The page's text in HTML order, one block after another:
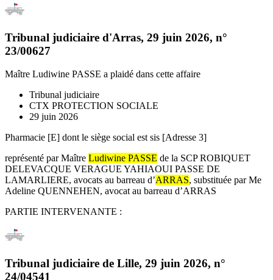
Tribunal judiciaire d'Arras, 29 juin 2026, n°
23/00627
Maître Ludiwine PASSE a plaidé dans cette affaire
Tribunal judiciaire
CTX PROTECTION SOCIALE
29 juin 2026
Pharmacie [E] dont le siège social est sis [Adresse 3]
représenté par Maître Ludiwine PASSE de la SCP ROBIQUET
DELEVACQUE VERAGUE YAHIAOUI PASSE DE
LAMARLIERE, avocats au barreau d’ARRAS, substituée par Me
Adeline QUENNEHEN, avocat au barreau d’ARRAS
PARTIE INTERVENANTE :
Tribunal judiciaire de Lille, 29 juin 2026, n°
24/04541